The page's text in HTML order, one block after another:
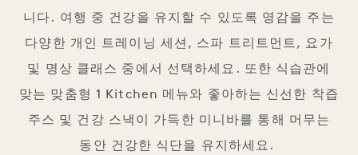
니다. 여행 중 건강을 유지할 수 있도록 영감을 주는
다양한 개인 트레이닝 세션, 스파 트리트먼트, 요가
및 명상 클래스 중에서 선택하세요. 또한 식습관에
맞는 맞춤형 1 Kitchen 메뉴와 좋아하는 신선한 착즙
주스 및 건강 스낵이 가득한 미니바를 통해 머무는
동안 건강한 식단을 유지하세요.